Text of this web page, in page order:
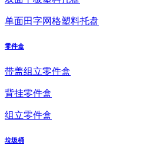
单面田字网格塑料托盘
零件盒
带盖组立零件盒
背挂零件盒
组立零件盒
垃圾桶